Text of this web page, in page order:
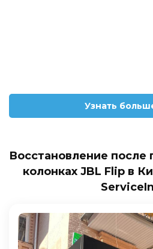
Узнать
Восстановление после
колонках JBL Flip в